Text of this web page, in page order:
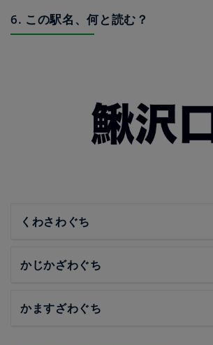
6. この駅名、何と読む？
くわさわぐち
かじかざわぐち
かますざわぐち